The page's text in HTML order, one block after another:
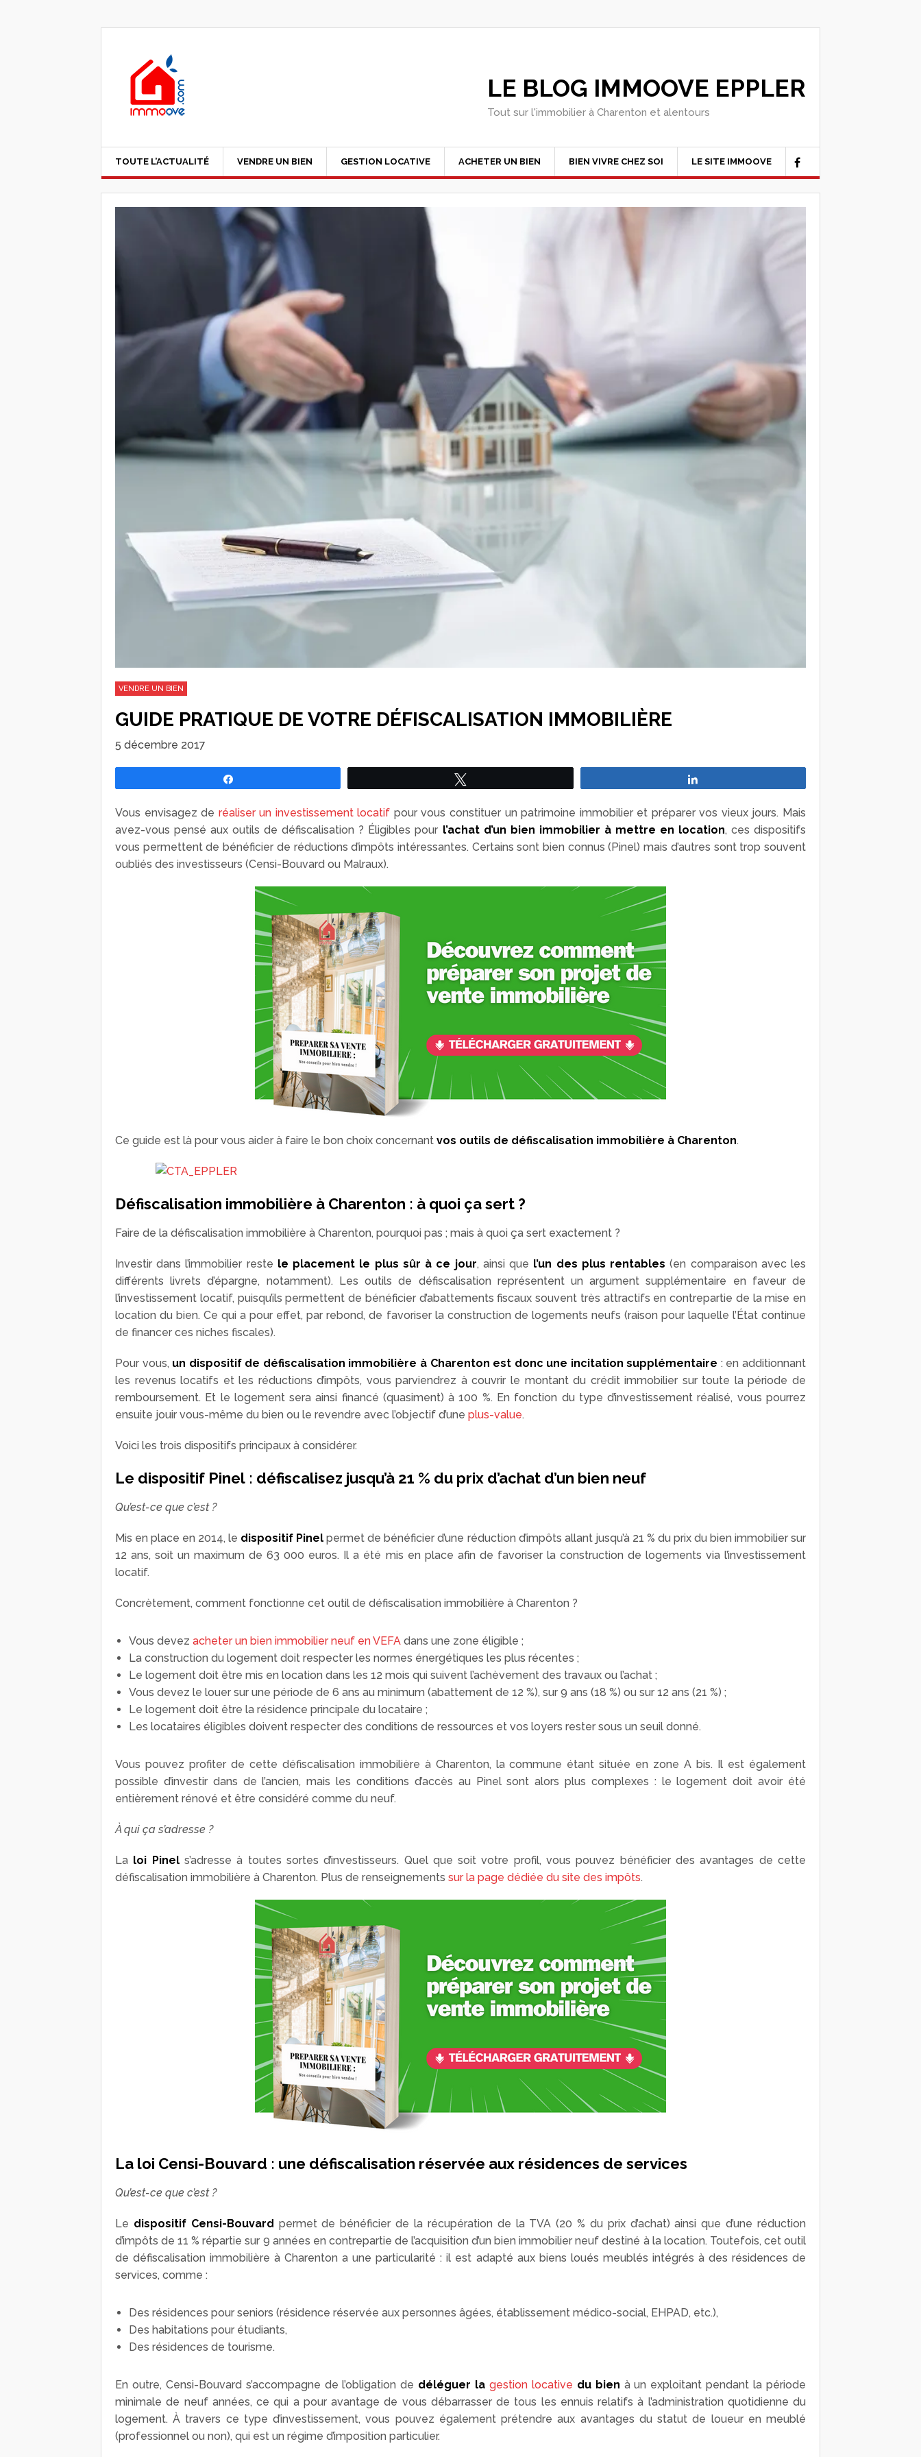
LE BLOG IMMOOVE EPPLER
Tout sur l'immobilier à Charenton et alentours
TOUTE L’ACTUALITÉ VENDRE UN BIEN GESTION LOCATIVE ACHETER UN BIEN BIEN VIVRE CHEZ SOI LE SITE IMMOOVE
VENDRE UN BIEN
GUIDE PRATIQUE DE VOTRE DÉFISCALISATION IMMOBILIÈRE
5 décembre 2017
Vous envisagez de réaliser un investissement locatif pour vous constituer un patrimoine immobilier et préparer vos vieux jours. Mais
avez-vous pensé aux outils de défiscalisation ? Éligibles pour l’achat d’un bien immobilier à mettre en location, ces dispositifs
vous permettent de bénéficier de réductions d’impôts intéressantes. Certains sont bien connus (Pinel) mais d’autres sont trop souvent
oubliés des investisseurs (Censi-Bouvard ou Malraux).
Ce guide est là pour vous aider à faire le bon choix concernant vos outils de défiscalisation immobilière à Charenton.
Défiscalisation immobilière à Charenton : à quoi ça sert ?
Faire de la défiscalisation immobilière à Charenton, pourquoi pas ; mais à quoi ça sert exactement ?
Investir dans l’immobilier reste le placement le plus sûr à ce jour, ainsi que l’un des plus rentables (en comparaison avec les
différents livrets d’épargne, notamment). Les outils de défiscalisation représentent un argument supplémentaire en faveur de
l’investissement locatif, puisqu’ils permettent de bénéficier d’abattements fiscaux souvent très attractifs en contrepartie de la mise en
location du bien. Ce qui a pour effet, par rebond, de favoriser la construction de logements neufs (raison pour laquelle l’État continue
de financer ces niches fiscales).
Pour vous, un dispositif de défiscalisation immobilière à Charenton est donc une incitation supplémentaire : en additionnant
les revenus locatifs et les réductions d’impôts, vous parviendrez à couvrir le montant du crédit immobilier sur toute la période de
remboursement. Et le logement sera ainsi financé (quasiment) à 100 %. En fonction du type d’investissement réalisé, vous pourrez
ensuite jouir vous-même du bien ou le revendre avec l’objectif d’une plus-value.
Voici les trois dispositifs principaux à considérer.
Le dispositif Pinel : défiscalisez jusqu’à 21 % du prix d’achat d’un bien neuf
Qu’est-ce que c’est ?
Mis en place en 2014, le dispositif Pinel permet de bénéficier d’une réduction d’impôts allant jusqu’à 21 % du prix du bien immobilier sur
12 ans, soit un maximum de 63 000 euros. Il a été mis en place afin de favoriser la construction de logements via l’investissement
locatif.
Concrètement, comment fonctionne cet outil de défiscalisation immobilière à Charenton ?
Vous devez acheter un bien immobilier neuf en VEFA dans une zone éligible ;
La construction du logement doit respecter les normes énergétiques les plus récentes ;
Le logement doit être mis en location dans les 12 mois qui suivent l’achèvement des travaux ou l’achat ;
Vous devez le louer sur une période de 6 ans au minimum (abattement de 12 %), sur 9 ans (18 %) ou sur 12 ans (21 %) ;
Le logement doit être la résidence principale du locataire ;
Les locataires éligibles doivent respecter des conditions de ressources et vos loyers rester sous un seuil donné.
Vous pouvez profiter de cette défiscalisation immobilière à Charenton, la commune étant située en zone A bis. Il est également
possible d’investir dans de l’ancien, mais les conditions d’accès au Pinel sont alors plus complexes : le logement doit avoir été
entièrement rénové et être considéré comme du neuf.
À qui ça s’adresse ?
La loi Pinels’adresse à toutes sortes d’investisseurs. Quel que soit votre profil, vous pouvez bénéficier des avantages de cette
défiscalisation immobilière à Charenton. Plus de renseignements sur la page dédiée du site des impôts.
La loi Censi-Bouvard : une défiscalisation réservée aux résidences de services
Qu’est-ce que c’est ?
Le dispositif Censi-Bouvard permet de bénéficier de la récupération de la TVA (20 % du prix d’achat) ainsi que d’une réduction
d’impôts de 11 % répartie sur 9 années en contrepartie de l’acquisition d’un bien immobilier neuf destiné à la location. Toutefois, cet outil
de défiscalisation immobilière à Charenton a une particularité : il est adapté aux biens loués meublés intégrés à des résidences de
services, comme :
Des résidences pour seniors (résidence réservée aux personnes âgées, établissement médico-social, EHPAD, etc.),
Des habitations pour étudiants,
Des résidences de tourisme.
En outre, Censi-Bouvard s’accompagne de l’obligation de déléguer lagestion locative du bien à un exploitant pendant la période
minimale de neuf années, ce qui a pour avantage de vous débarrasser de tous les ennuis relatifs à l’administration quotidienne du
logement. À travers ce type d’investissement, vous pouvez également prétendre aux avantages du statut de loueur en meublé
(professionnel ou non), qui est un régime d’imposition particulier.